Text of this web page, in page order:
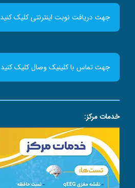
جهت دریافت نوبت اینترنتی کلیک کنید
جهت تماس با کلینیک وصال کلیک کنید
خدمات مرکز: